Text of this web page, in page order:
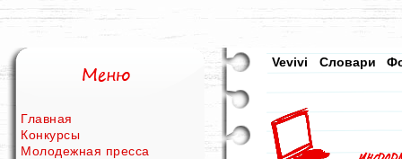
Главная
Конкурсы
Молодежная пресса
Vevivi Словари